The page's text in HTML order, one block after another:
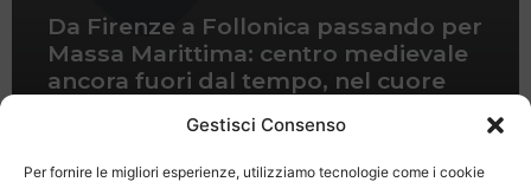
Gestisci Consenso
Per fornire le migliori esperienze, utilizziamo tecnologie come i cookie
Da Firenze a Follonica passando per
Massa Marittima: centro medievale
ancora fuori dal tempo, nel cuore